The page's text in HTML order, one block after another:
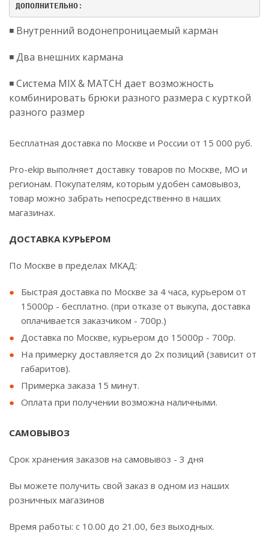
ДОПОЛНИТЕЛЬНО:
◾️ Внутренний водонепроницаемый карман
◾️ Два внешних кармана
◾️ Система MIX & MATCH дает возможность
комбинировать брюки разного размера с курткой
разного размер
Бесплатная доставка по Москве и России от 15 000 руб.
Pro-ekip выполняет доставку товаров по Москве, МО и
регионам. Покупателям, которым удобен самовывоз,
товар можно забрать непосредственно в наших
магазинах.
ДОСТАВКА КУРЬЕРОМ
По Москве в пределах МКАД:
Быстрая доставка по Москве за 4 часа, курьером от
15000р - бесплатно. (при отказе от выкупа, доставка
оплачивается заказчиком - 700р.)
Доставка по Москве, курьером до 15000р - 700р.
На примерку доставляется до 2х позиций (зависит от
габаритов).
Примерка заказа 15 минут.
Оплата при получении возможна наличными.
САМОВЫВОЗ
Срок хранения заказов на самовывоз - 3 дня
Вы можете получить свой заказ в одном из наших
розничных магазинов
Время работы: с 10.00 до 21.00, без выходных.